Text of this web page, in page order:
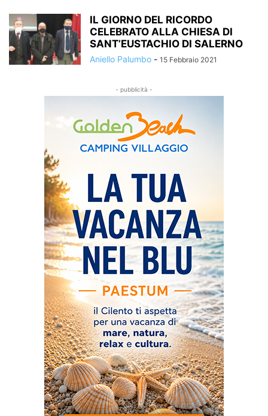
IL GIORNO DEL RICORDO
CELEBRATO ALLA CHIESA DI
SANT’EUSTACHIO DI SALERNO
Aniello Palumbo - 15 Febbraio 2021
- pubblicità -